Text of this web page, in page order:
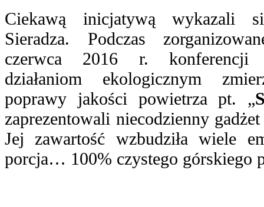
Ciekawą inicjatywą wykazali
Sieradza. Podczas
czerwca 2016 r. konferencji
działaniom ekologicznym
poprawy jakości powietrza pt. „
zaprezentowali niecodzienny
Jej zawartość wzbudziła wiele
porcja… 100% czystego górskiego